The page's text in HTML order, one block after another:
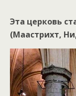
Эта церковь
(Маастрихт,